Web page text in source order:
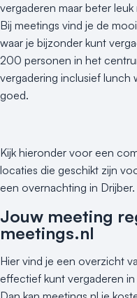
vergaderen maar beter leuk
Bij meetings vind je de
waar je bijzonder kunt
200 personen in het
vergadering inclusief lunch
goed.
Kijk hieronder voor een
locaties die geschikt zijn
een overnachting in Drijber.
Jouw meeting
meetings.nl
Hier vind je een overzicht
effectief kunt vergaderen